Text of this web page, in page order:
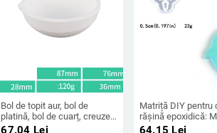
Bol de topit aur, bol de
platină, bol de cuarț, creuzet,
creuzet pentru aur, argint și
67.04 Lei
Matriță DIY pentru
rășină epoxidică:
silicon pentru
64.15 Lei